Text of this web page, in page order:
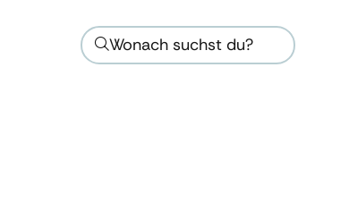
Wonach suchst du?